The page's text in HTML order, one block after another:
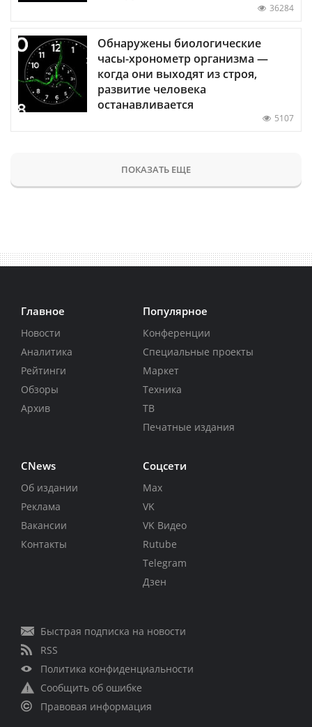
36284
Обнаружены биологические
часы-хронометр организма —
когда они выходят из строя,
развитие человека
останавливается
5107
ПОКАЗАТЬ ЕЩЕ
Главное
Новости
Аналитика
Рейтинги
Обзоры
Архив
Популярное
Конференции
Специальные проекты
Маркет
Техника
ТВ
Печатные издания
CNews
Об издании
Реклама
Вакансии
Контакты
Соцсети
Max
VK
VK Видео
Rutube
Telegram
Дзен
Быстрая подписка на новости
RSS
Политика конфиденциальности
Сообщить об ошибке
Правовая информация